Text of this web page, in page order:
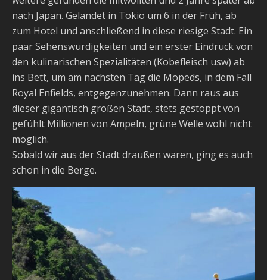
nach Japan. Gelandet in Tokio um 6 in der Früh, ab
zum Hotel und anschließend in diese riesige Stadt. Ein
paar Sehenswürdigkeiten und ein erster Eindruck von
den kulinarischen Spezialitäten (Kobefleisch usw) ab
ins Bett, um am nächsten Tag die Mopeds, in dem Fall
Royal Enfields, entgegenzunehmen. Dann raus aus
dieser gigantisch großen Stadt, stets gestoppt von
gefühlt Millionen von Ampeln, grüne Welle wohl nicht
möglich.
Sobald wir aus der Stadt draußen waren, ging es auch
schon in die Berge.